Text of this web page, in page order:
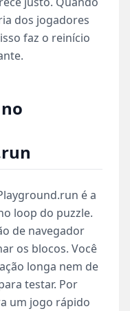
dos jogadores
faz o reinício
é a
loop do puzzle.
de navegador
os blocos. Você
longa nem de
testar. Por
um jogo rápido